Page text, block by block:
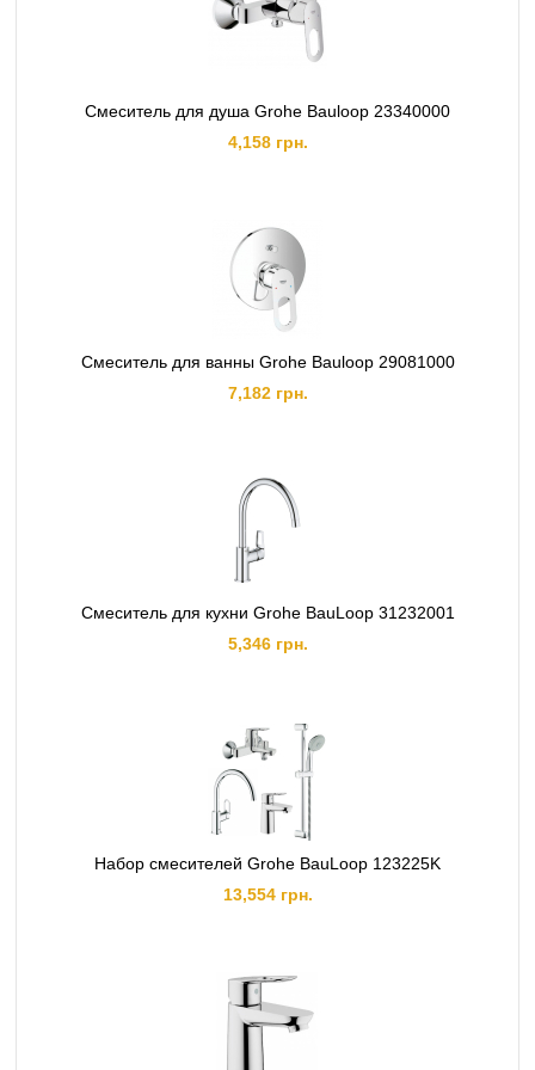
Смеситель для душа Grohe Bauloop 23340000
4,158 грн.
Смеситель для ванны Grohe Bauloop 29081000
7,182 грн.
Смеситель для кухни Grohe BauLoop 31232001
5,346 грн.
Набор смесителей Grohe BauLoop 123225K
13,554 грн.